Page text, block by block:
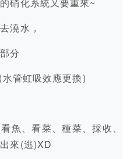
澆水，
分
管虹吸效應更換)
魚、看菜、種菜、採收、
來(逃)XD